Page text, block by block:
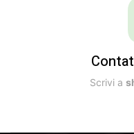
Scrivi a